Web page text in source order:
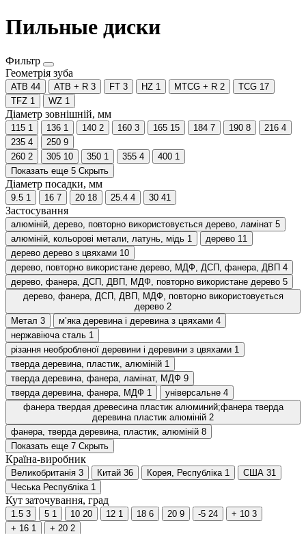
Пильные диски
Фильтр
Геометрія зуба
ATB 44 ATB + R 3 FT 3 HZ 1 MТCG + R 2 TCG 17
TFZ 1 WZ 1
Діаметр зовнішній, мм
115 1 136 1 140 2 160 3 165 15 184 7 190 8 216 4
235 4 250 9
260 2 305 10 350 1 355 4 400 1
Показать еще 5 Скрыть
Діаметр посадки, мм
9.5 1 16 7 20 18 25.4 4 30 41
Застосування
алюміній, дерево, повторно використовується дерево, ламінат 5
алюміній, кольорові метали, латунь, мідь 1 дерево 11
дерево дерево з цвяхами 10
дерево, повторно використане дерево, МДФ, ДСП, фанера, ДВП 4
дерево, фанера, ДСП, ДВП, МДФ, повторно використане дерево 5
дерево, фанера, ДСП, ДВП, МДФ, повторно використовується
дерево 2
Метал 3 м’яка деревина і деревина з цвяхами 4
нержавіюча сталь 1
різання необробленої деревини і деревини з цвяхами 1
тверда деревина, пластик, алюміній 1
тверда деревина, фанера, ламінат, МДФ 9
тверда деревина, фанера, МДФ 1 універсальне 4
фанера твердая древесина пластик алюминий;фанера тверда
деревина пластик алюміній 2
фанера, тверда деревина, пластик, алюміній 8
Показать еще 7 Скрыть
Країна-виробник
Великобританія 3 Китай 36 Корея, Республіка 1 США 31
Чеська Республіка 1
Кут заточування, град
1.5 3 5 1 10 20 12 1 18 6 20 9 -5 24 + 10 3
+ 16 1 + 20 2